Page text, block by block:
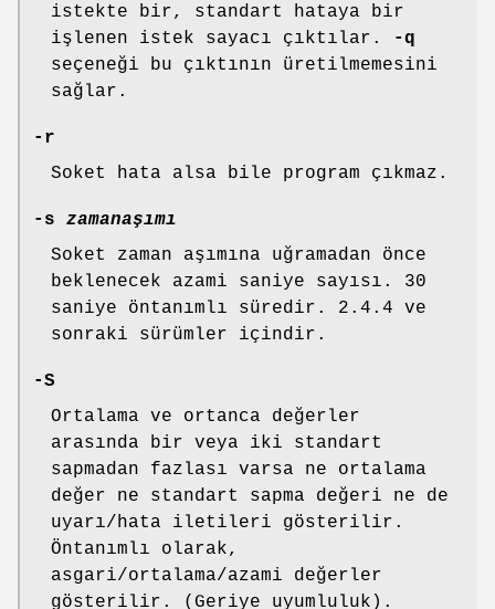
istekte bir, standart hataya bir
işlenen istek sayacı çıktılar.
-q
seçeneği bu çıktının üretilmemesini
sağlar.
-r
Soket hata alsa bile program çıkmaz.
-s
zamanaşımı
Soket zaman aşımına uğramadan önce
beklenecek azami saniye sayısı. 30
saniye öntanımlı süredir. 2.4.4 ve
sonraki sürümler içindir.
-S
Ortalama ve ortanca değerler
arasında bir veya iki standart
sapmadan fazlası varsa ne ortalama
değer ne standart sapma değeri ne de
uyarı/hata iletileri gösterilir.
Öntanımlı olarak,
asgari/ortalama/azami değerler
gösterilir. (Geriye uyumluluk).